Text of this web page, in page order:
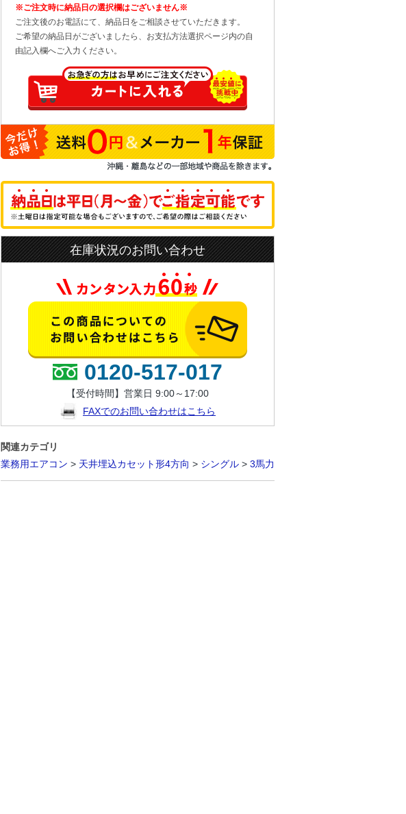
※ご注文時に納品日の選択欄はございません※
ご注文後のお電話にて、納品日をご相談させていただきます。
ご希望の納品日がございましたら、お支払方法選択ページ内の自
由記入欄へご入力ください。
在庫状況のお問い合わせ
0120-517-017
【受付時間】営業日 9:00～17:00
FAXでのお問い合わせはこちら
関連カテゴリ
業務用エアコン > 天井埋込カセット形4方向 > シングル > 3馬力